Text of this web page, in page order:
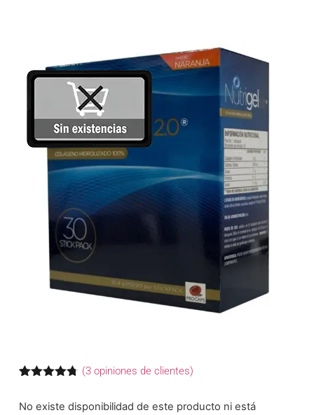
de 5 en
(3 opiniones de clientes)
No existe disponibilidad de este producto ni está